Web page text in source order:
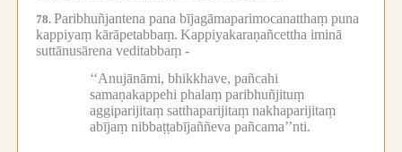
78. Paribhuñjantena pana bījagāmaparimocanatthaṃ puna
kappiyaṃ kārāpetabbaṃ. Kappiyakaraṇañcettha iminā
suttānusārena veditabbaṃ -
‘‘Anujānāmi, bhikkhave, pañcahi
samaṇakappehi phalaṃ paribhuñjituṃ
aggiparijitaṃ satthaparijitaṃ nakhaparijitaṃ
abījaṃ nibbaṭṭabījaññeva pañcama’’nti.